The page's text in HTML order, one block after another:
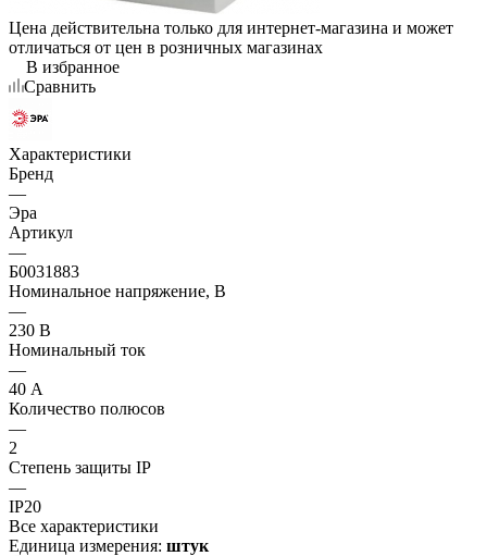
Цена действительна только для интернет-магазина и может
отличаться от цен в розничных магазинах
В избранное
Сравнить
Характеристики
Бренд
—
Эра
Артикул
—
Б0031883
Номинальное напряжение, В
—
230 В
Номинальный ток
—
40 А
Количество полюсов
—
2
Степень защиты IP
—
IP20
Все характеристики
Единица измерения: штук